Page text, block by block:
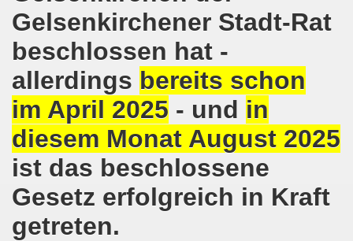
Gelsenkirchener Stadt-Rat
beschlossen hat -
allerdings bereits schon
im April 2025 - und in
diesem Monat August 2025
ist das beschlossene
Gesetz erfolgreich in Kraft
getreten.
am 19.03.2020 zur Corona-Pandemie
mahnt am 09.03.2020 an Folgen von
Kampf (offener Brief von Frank Oettler aus Halle an
Bewegung demonstriert und protestiert am
Bewegung ruft auf am 17.02.2020 zur Demonstration
wird zum Tag X aufrufen
Montagsdemo-Bewegung in Gelsenkirchen ins Jahr